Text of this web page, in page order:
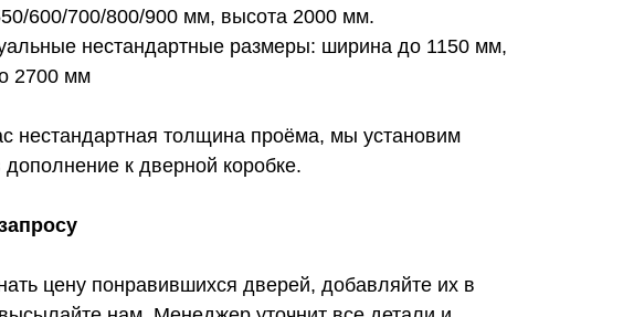
600/700/800/900 мм, высота 2000 мм.
нестандартные размеры: ширина до 1150 мм,
2700 мм
нестандартная толщина проёма, мы установим
к дверной коробке.
цену понравившихся дверей, добавляйте их в